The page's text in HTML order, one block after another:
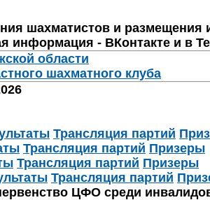
шахматистов и
информация - ВКонтакте и в
области
шахматного клуба
Трансляция партий
Трансляция партий Призеры
Трансляция партий Призеры
Трансляция партий
ЦФО среди